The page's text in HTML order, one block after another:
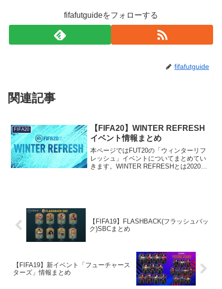
fifafutguideをフォローする
fifafutguide
関連記事
FIFA20
【FIFA20】WINTER REFRESH
イベント情報まとめ
本ページではFUT20の「ウィンターリフ
レッシュ」イベントについてまとめてい
きます。WINTER REFRESHとは2020年2
【FIFA19】FLASHBACK(フラッシュバッ
ク)SBCまとめ
【FIFA19】新イベント「フューチャース
ターズ」情報まとめ